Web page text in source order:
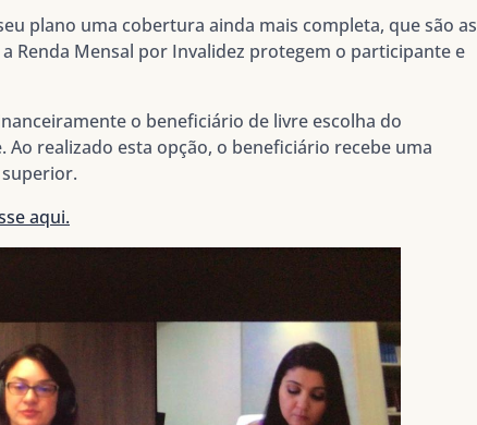
plano uma cobertura ainda mais completa, que são as
Renda Mensal por Invalidez protegem o participante e
o beneficiário de livre escolha do
realizado esta opção, o beneficiário recebe uma
aqui.